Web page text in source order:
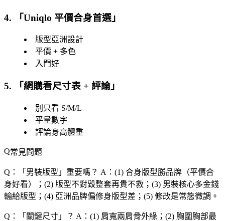
4. 「Uniqlo 平價合身首選 」
版型亞洲設計
平價 + 多色
入門好
5. 「網購看尺寸表 + 評論 」
別只看 S/M/L
平量數字
評論身高體重
常見問題
Q：「 男裝版型 」重要嗎？ A：(1) 合身版型勝品牌（平價合
身好看）；(2) 版型不對毀整套再貴不救；(3) 男裝核心多金錢
輸給版型；(4) 亞洲品牌偏修身版型差；(5) 修改是常態微調。
Q：「 關鍵尺寸 」？ A：(1) 肩寬兩肩骨外緣；(2) 胸圍胸部最